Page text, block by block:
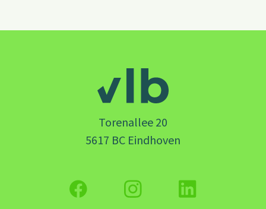
Torenallee 20
5617 BC Eindhoven